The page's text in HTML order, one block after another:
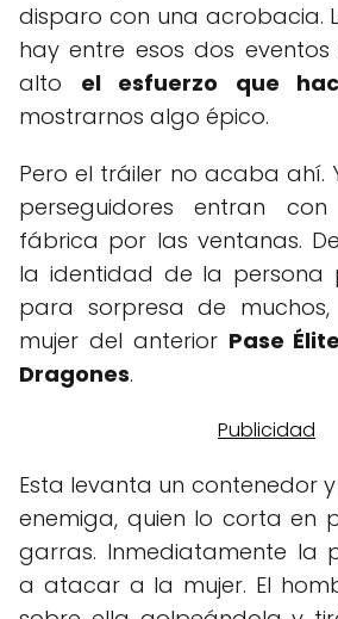
disparo con una acrobacia.
hay entre esos dos
alto el esfuerzo que
mostrarnos algo épico.
Pero el tráiler no acaba ahí.
perseguidores entran
fábrica por las ventanas.
la identidad de la persona
para sorpresa de
mujer del anterior Pase
Dragones.
Esta levanta un contenedor
enemiga, quien lo corta en
garras. Inmediatamente la
a atacar a la mujer. El